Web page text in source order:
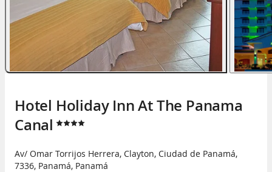
Hotel Holiday Inn At The Panama
Canal
Av/ Omar Torrijos Herrera, Clayton, Ciudad de Panamá,
7336, Panamá, Panamá